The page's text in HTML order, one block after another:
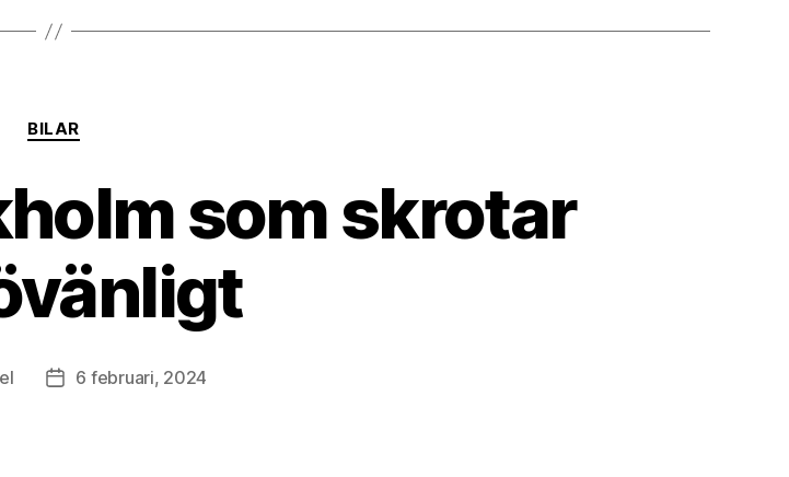
Kategorier
BILAR
som skrotar
Inläggsdatum
6 februari, 2024